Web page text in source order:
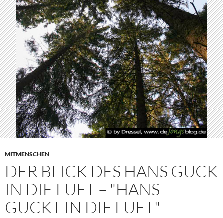
MITMENSCHEN
DER BLICK DES HANS GUCK
IN DIE LUFT – "HANS
GUCKT IN DIE LUFT"